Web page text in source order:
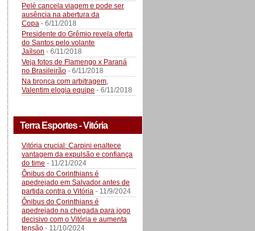
Pelé cancela viagem e pode ser
ausência na abertura da
Copa - 6/11/2018
Presidente do Grêmio revela oferta
do Santos pelo volante
Jaílson - 6/11/2018
Veja fotos de Flamengo x Paraná
no Brasileirão - 6/11/2018
Na bronca com arbitragem,
Valentim elogia equipe - 6/11/2018
Terra Esportes - Vitória
Vitória crucial: Carpini enaltece
vantagem da expulsão e confiança
do time - 11/21/2024
Ônibus do Corinthians é
apedrejado em Salvador antes de
partida contra o Vitória - 11/9/2024
Ônibus do Corinthians é
apedrejado na chegada para jogo
decisivo com o Vitória e aumenta
tensão - 11/10/2024